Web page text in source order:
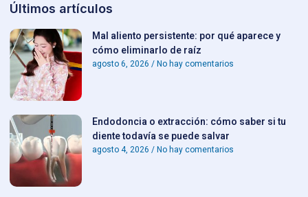
Últimos artículos
Mal aliento persistente: por qué aparece y
cómo eliminarlo de raíz
agosto 6, 2026 No hay comentarios
Endodoncia o extracción: cómo saber si tu
diente todavía se puede salvar
agosto 4, 2026 No hay comentarios